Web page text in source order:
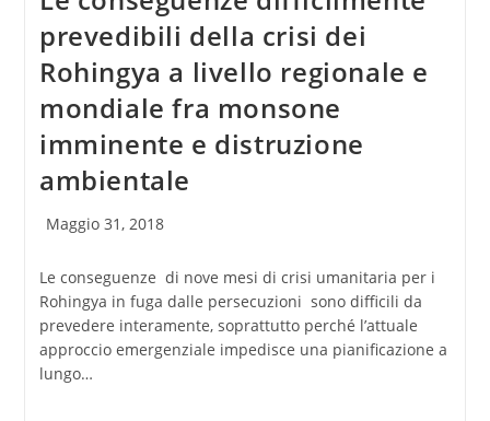
prevedibili della crisi dei
Rohingya a livello regionale e
mondiale fra monsone
imminente e distruzione
ambientale
Articolo
Maggio 31, 2018
Le conseguenze di nove mesi di crisi umanitaria per i
Rohingya in fuga dalle persecuzioni sono difficili da
prevedere interamente, soprattutto perché l’attuale
approccio emergenziale impedisce una pianificazione a
lungo…